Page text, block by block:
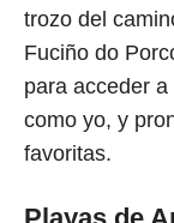
trozo del
Fuciño do
para acceder
como yo, y
favoritas.